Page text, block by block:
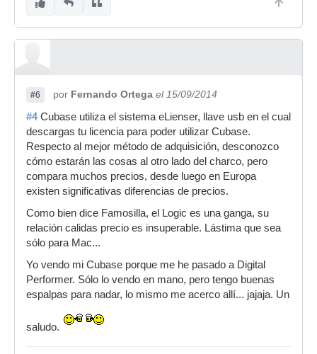
#6 por Fernando Ortega el 15/09/2014
#4 Cubase utiliza el sistema eLienser, llave usb en el cual
descargas tu licencia para poder utilizar Cubase.
Respecto al mejor método de adquisición, desconozco
cómo estarán las cosas al otro lado del charco, pero
compara muchos precios, desde luego en Europa
existen significativas diferencias de precios.
Como bien dice Famosilla, el Logic es una ganga, su
relación calidas precio es insuperable. Lástima que sea
sólo para Mac...
Yo vendo mi Cubase porque me he pasado a Digital
Performer. Sólo lo vendo en mano, pero tengo buenas
espalpas para nadar, lo mismo me acerco allí... jajaja. Un
saludo.